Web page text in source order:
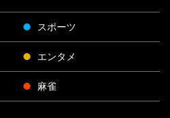
スポーツ
エンタメ
麻雀